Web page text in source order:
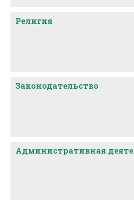
Религия
Законодательство
Административная